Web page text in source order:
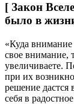
[ Закон
было в
«Куда
свое внимание,
увеличиваете.
при их
решение дастся
себя в